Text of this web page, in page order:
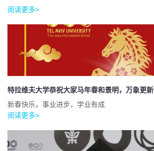
阅读更多>
特拉维夫大学恭祝大家马年春和景明，万象更新
新春快乐，事业进步，学业有成
阅读更多>